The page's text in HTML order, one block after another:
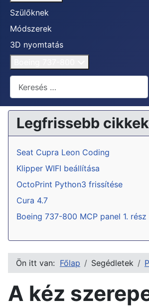
Szülőknek
Módszerek
3D nyomtatás
Keresés...
Legfrissebb cikkek
Seat Cupra Leon Coding
Klipper WIFI beállítása
OctoPrint Python3 frissítése
Cura 4.7
Boeing 737-800 MCP panel 1. rész
Ön itt van: Főlap Segédletek
A kéz